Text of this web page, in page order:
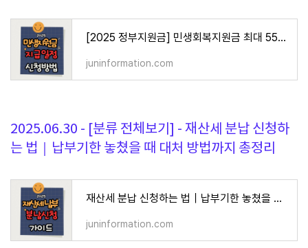
[2025 정부지원금] 민생회복지원금 최대 55만원 지급 일정과 신청방법 전국민 차등 지급
juninformation.com
2025.06.30 - [분류 전체보기] - 재산세 분납 신청하
는 법｜납부기한 놓쳤을 때 대처 방법까지 총정리
재산세 분납 신청하는 법｜납부기한 놓쳤을 때 대처 방법까지 총정리
juninformation.com